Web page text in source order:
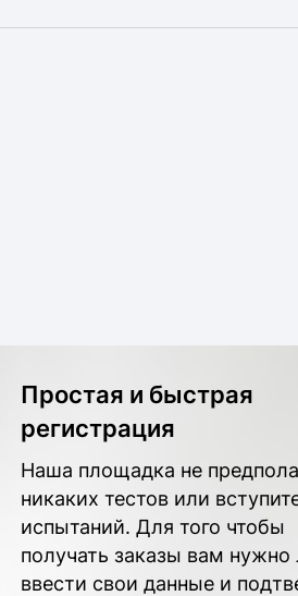
Простая и быстрая
регистрация
Наша площадка не
никаких тестов или
испытаний. Для того чтобы
получать заказы вам
ввести свои данные и